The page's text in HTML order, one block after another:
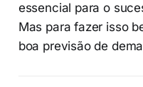
essencial para o
Mas para fazer isso
boa previsão de